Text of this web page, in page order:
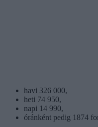
havi 326 000,
heti 74 950,
napi 14 990,
óránként pedig 1874